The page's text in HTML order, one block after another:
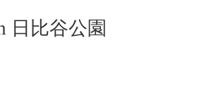
日比谷公園